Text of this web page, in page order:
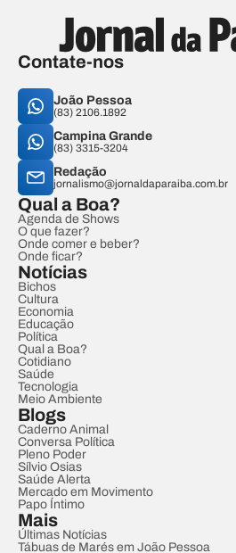
Contate-nos
João Pessoa
(83) 2106.1892
Campina Grande
(83) 3315-3204
Redação
jornalismo@jornaldaparaiba.com.br
Qual a Boa?
Agenda de Shows
O que fazer?
Onde comer e beber?
Onde ficar?
Notícias
Bichos
Cultura
Economia
Educação
Política
Qual a Boa?
Cotidiano
Saúde
Tecnologia
Meio Ambiente
Blogs
Caderno Animal
Conversa Política
Pleno Poder
Sílvio Osias
Saúde Alerta
Mercado em Movimento
Papo Íntimo
Mais
Últimas Notícias
Tábuas de Marés em João Pessoa